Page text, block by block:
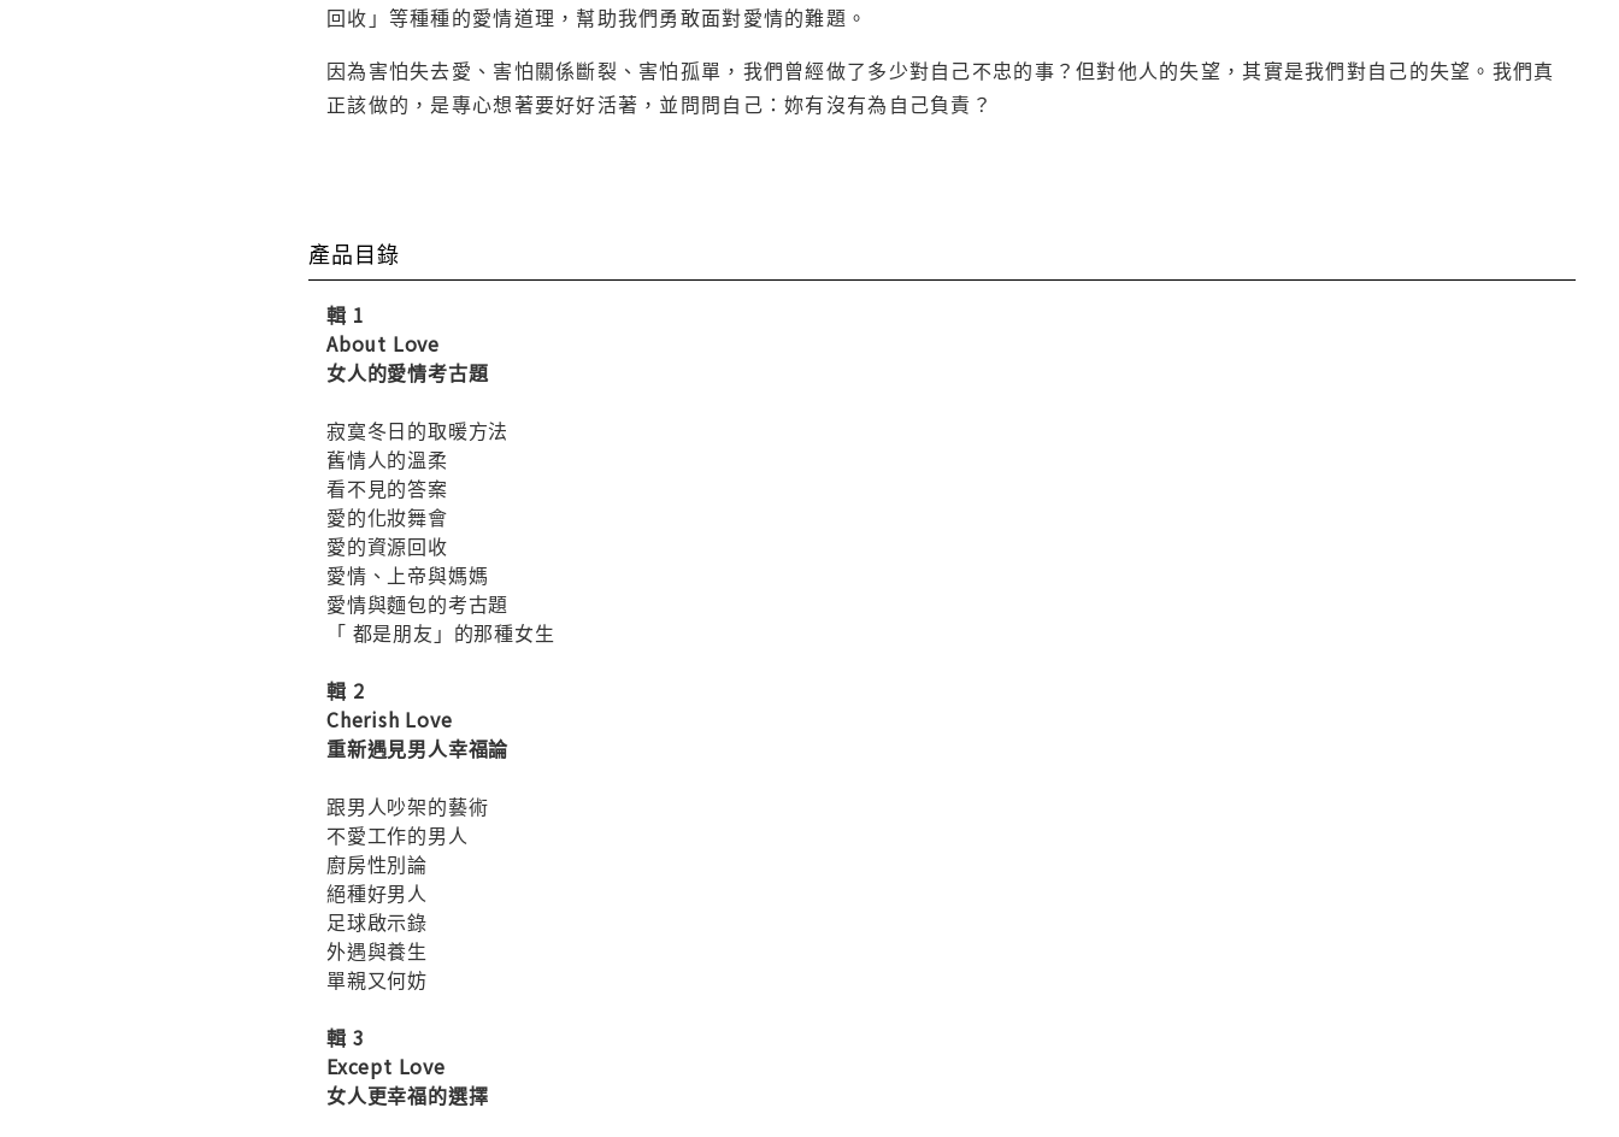
回收」等種種的愛情道理，幫助我們勇敢面對愛情的難題。
因為害怕失去愛、害怕關係斷裂、害怕孤單，我們曾經做了多少對自己不忠的事？但對他人的失望，其實是我們對自己的失望。我們真
正該做的，是專心想著要好好活著，並問問自己：妳有沒有為自己負責？
產品目錄
輯 1
About Love
女人的愛情考古題
寂寞冬日的取暖方法
舊情人的溫柔
看不見的答案
愛的化妝舞會
愛的資源回收
愛情、上帝與媽媽
愛情與麵包的考古題
「 都是朋友」的那種女生
輯 2
Cherish Love
重新遇見男人幸福論
跟男人吵架的藝術
不愛工作的男人
廚房性別論
絕種好男人
足球啟示錄
外遇與養生
單親又何妨
輯 3
Except Love
女人更幸福的選擇